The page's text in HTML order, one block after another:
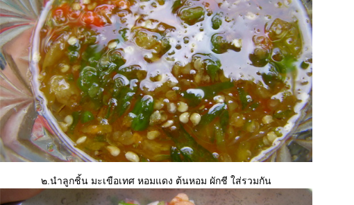
๒.นำลูกชิ้น มะเขือเทศ หอมแดง ต้นหอม ผักชี ใส่รวมกัน